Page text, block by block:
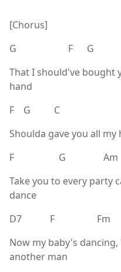
[Chorus]
G F G
That I should've bought
hand
F G C
Shoulda gave you all
F G Am
Take you to every party
dance
D7 F
Now my baby's
another man